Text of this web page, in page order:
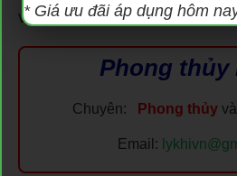
vui lòng liên hệ theo thông tin
Phong thủy
Chuyên: Phong thủyvà
Email:
* Giá ưu đãi áp dụng hôm